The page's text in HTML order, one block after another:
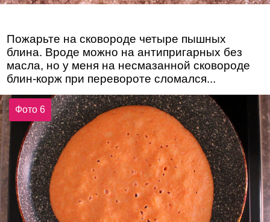
Пожарьте на сковороде четыре пышных
блина. Вроде можно на антипригарных без
масла, но у меня на несмазанной сковороде
блин-корж при перевороте сломался...
Фото 6